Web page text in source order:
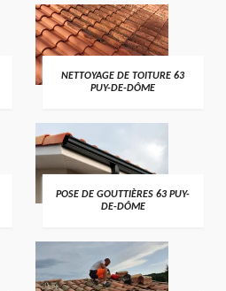
NETTOYAGE DE TOITURE 63
PUY-DE-DÔME
POSE DE GOUTTIÈRES 63 PUY-
DE-DÔME